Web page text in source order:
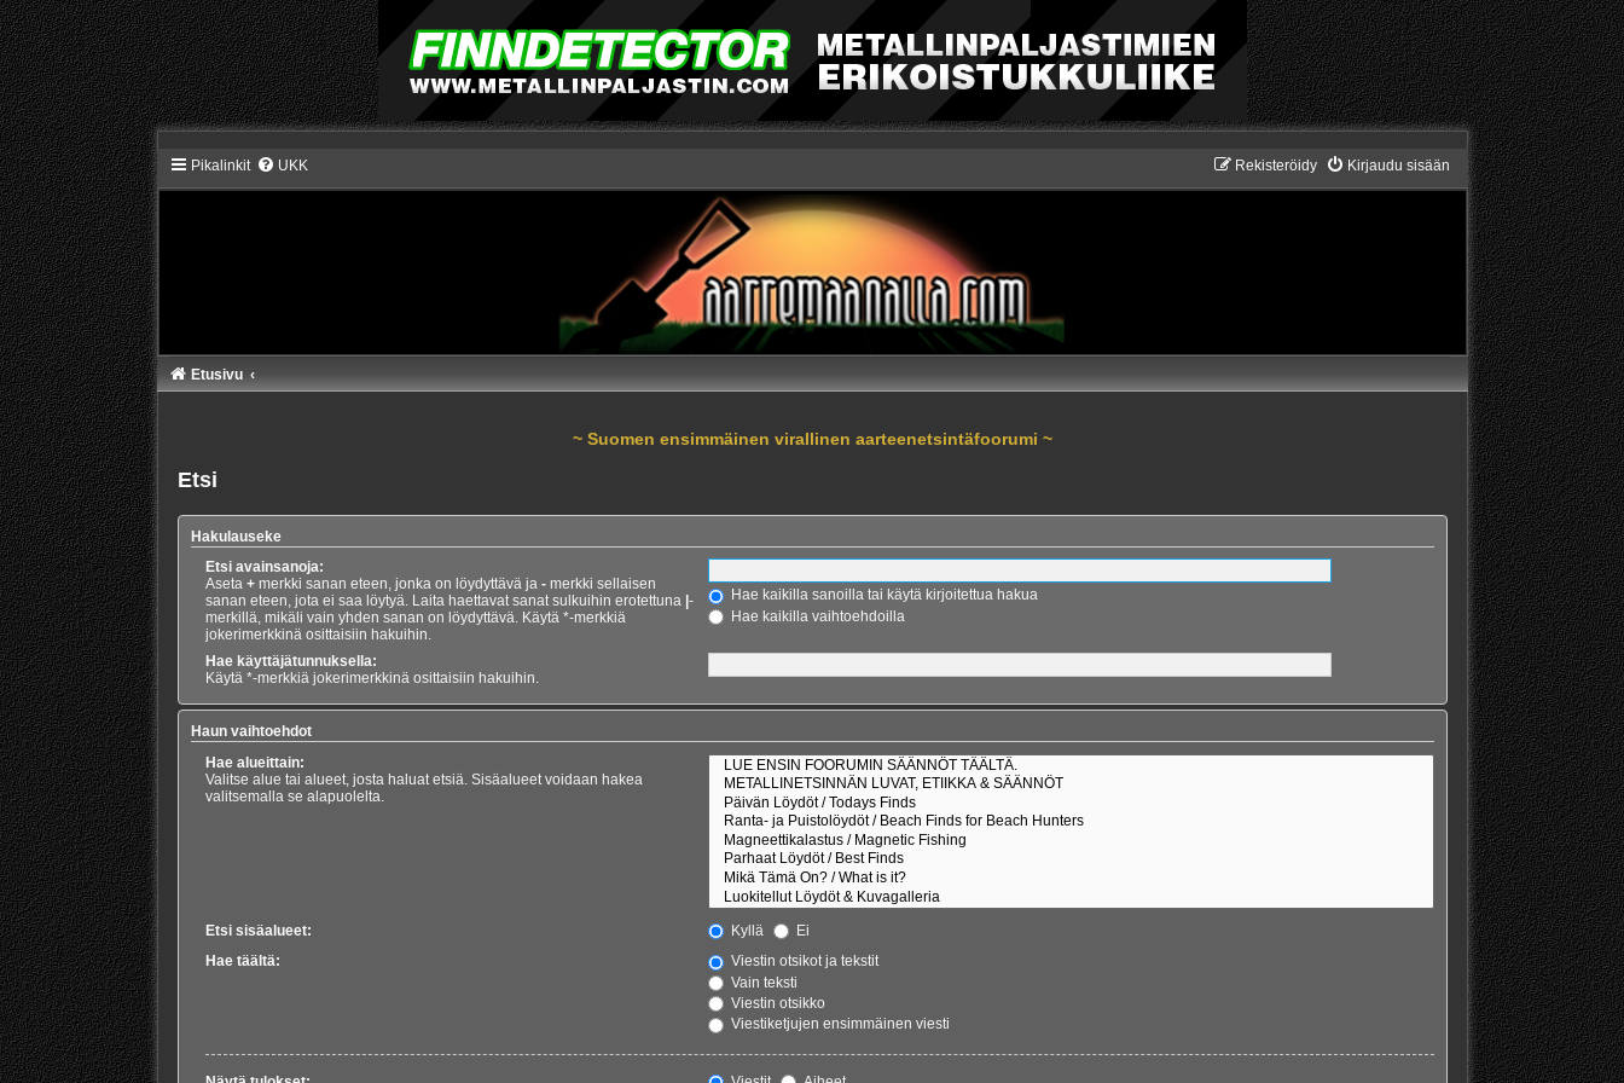
Pikalinkit UKK Kirjaudu sisään
Rekisteröidy
Etusivu
~ Suomen ensimmäinen virallinen aarteenetsintäfoorumi ~
Etsi
Hakulauseke
Etsi avainsanoja:
Aseta +merkki sanan eteen, jonka on löydyttävä ja -merkki sellaisen
sanan eteen, jota ei saa löytyä. Laita haettavat sanat sulkuihin erotettuna -
merkillä, mikäli vain yhden sanan on löydyttävä. Käytä *-merkkiä
jokerimerkkinä osittaisiin hakuihin.
Hae kaikilla sanoilla tai käytä kirjoitettua hakua
Hae kaikilla vaihtoehdoilla
Hae käyttäjätunnuksella:
Käytä *-merkkiä jokerimerkkinä osittaisiin hakuihin.
Haun vaihtoehdot
Hae alueittain:
Valitse alue tai alueet, josta haluat etsiä. Sisäalueet voidaan hakea
valitsemalla se alapuolelta.
Etsi sisäalueet: Kyllä
Ei
Hae täältä:
Viestin otsikot ja tekstit
Vain teksti
Viestin otsikko
Viestiketjujen ensimmäinen viesti